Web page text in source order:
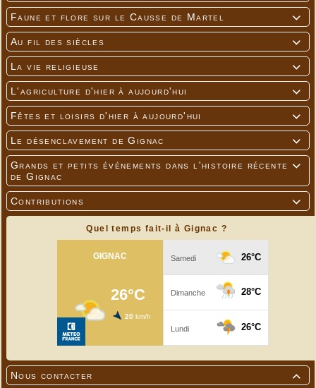

Faune et flore sur le Causse de Martel

Au fil des siècles

La vie religieuse

L'agriculture d'hier à aujourd'hui

Fêtes et loisirs d'hier à aujourd'hui

Le désenclavement de Gignac

Grands et petits événements dans l'histoire récente
de Gignac

Contributions
Quel temps fait-il à Gignac ?

Nous contacter